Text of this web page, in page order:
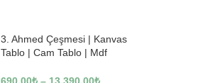
3. Ahmed Çeşmesi | Kanvas
Tablo | Cam Tablo | Mdf